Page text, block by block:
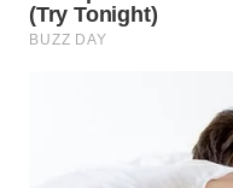
CIREBON